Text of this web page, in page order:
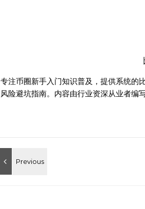
专注币圈新手入门知识普及，提供系统的
风险避坑指南。内容由行业资深从业者编